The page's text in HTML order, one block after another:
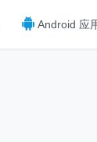
Android 应